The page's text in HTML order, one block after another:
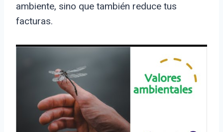
ambiente, sino que también reduce tus
facturas.